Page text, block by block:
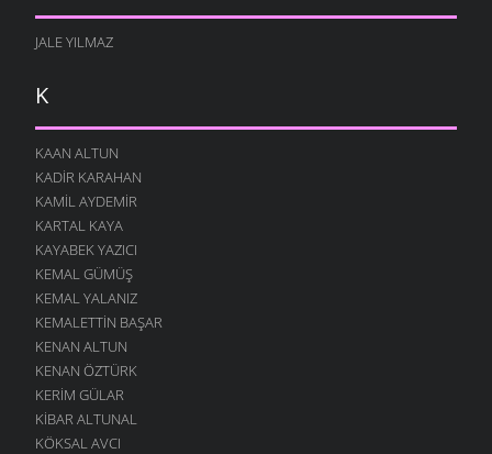
JALE YILMAZ
K
KAAN ALTUN
KADIR KARAHAN
KAMIL AYDEMIR
KARTAL KAYA
KAYABEK YAZICI
KEMAL GÜMÜŞ
KEMAL YALANIZ
KEMALETTIN BAŞAR
KENAN ALTUN
KENAN ÖZTÜRK
KERIM GÜLAR
KIBAR ALTUNAL
KÖKSAL AVCI